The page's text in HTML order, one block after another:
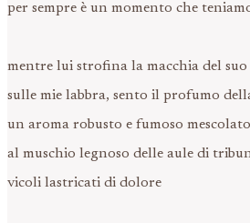
per sempre è un momento che
mentre lui strofina la macchia del suo
sulle mie labbra, sento il profumo
un aroma robusto e fumoso mescolato
al muschio legnoso delle aule di
vicoli lastricati di dolore